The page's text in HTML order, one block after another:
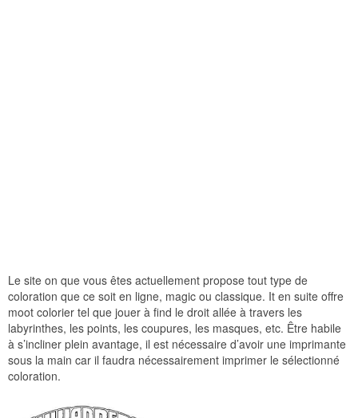
Le site on que vous êtes actuellement propose tout type de
coloration que ce soit en ligne, magic ou classique. It en suite offre
moot colorier tel que jouer à find le droit allée à travers les
labyrinthes, les points, les coupures, les masques, etc. Être habile
à s’incliner plein avantage, il est nécessaire d’avoir une imprimante
sous la main car il faudra nécessairement imprimer le sélectionné
coloration.